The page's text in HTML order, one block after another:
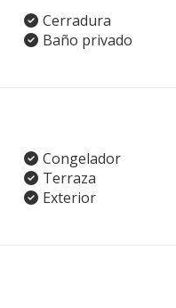
Cerradura
Baño privado
Congelador
Terraza
Exterior